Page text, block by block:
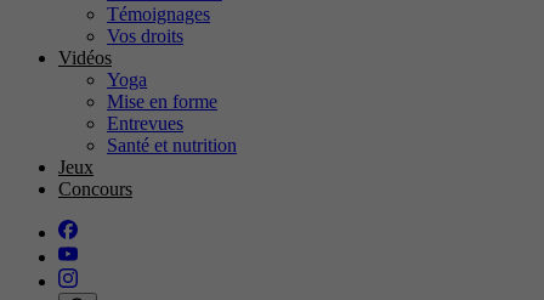
Témoignages
Vos droits
Vidéos
Yoga
Mise en forme
Entrevues
Santé et nutrition
Jeux
Concours